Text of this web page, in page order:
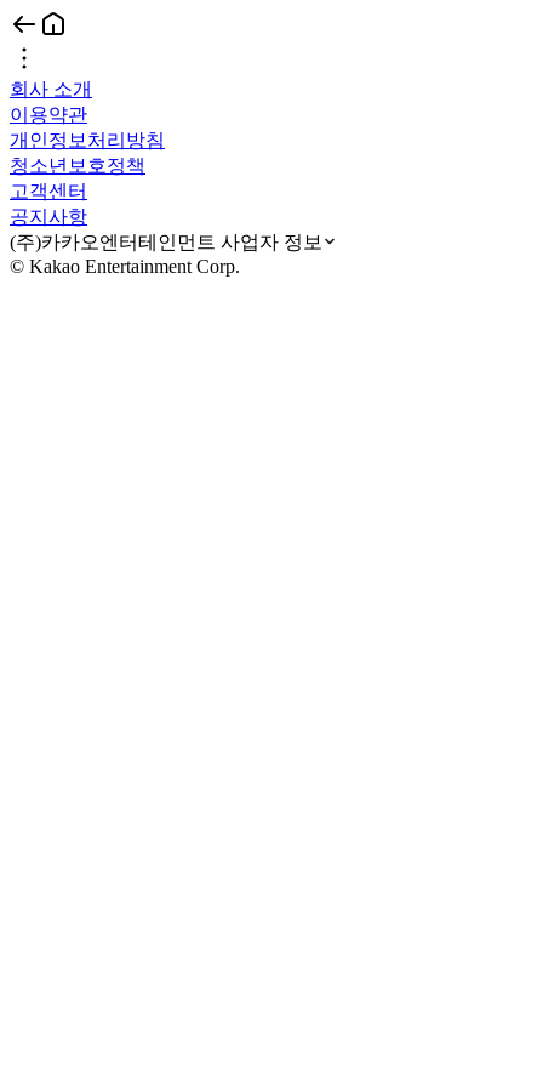
회사 소개
이용약관
개인정보처리방침
청소년보호정책
고객센터
공지사항
(주)카카오엔터테인먼트 사업자 정보
© Kakao Entertainment Corp.